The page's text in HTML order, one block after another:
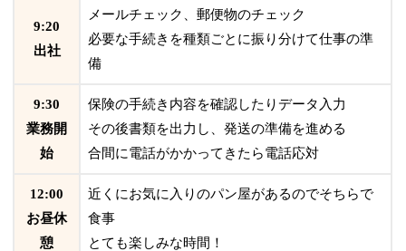
9:20
出社
メールチェック、郵便物のチェック
必要な手続きを種類ごとに振り分けて仕事の準
備
9:30
業務開
始
保険の手続き内容を確認したりデータ入力
その後書類を出力し、発送の準備を進める
合間に電話がかかってきたら電話応対
12:00
お昼休
憩
近くにお気に入りのパン屋があるのでそちらで
食事
とても楽しみな時間！